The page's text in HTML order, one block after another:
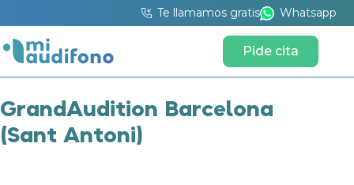
Te llamamos gratis Whatsapp
Pide cita
GrandAudition Barcelona
(Sant Antoni)